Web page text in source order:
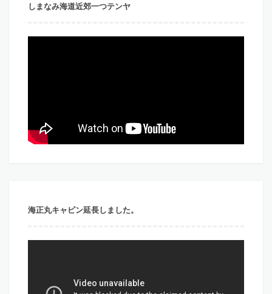
しまなみ海道近郊一つテンヤ
海正丸キャビン延長しました。